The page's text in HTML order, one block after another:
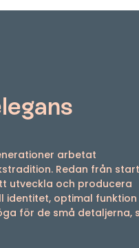
arbetat
Redan från
utveckla och producera
identitet, optimal
för de små detaljerna,